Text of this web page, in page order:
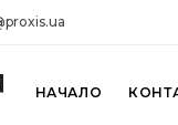
НАЧАЛО